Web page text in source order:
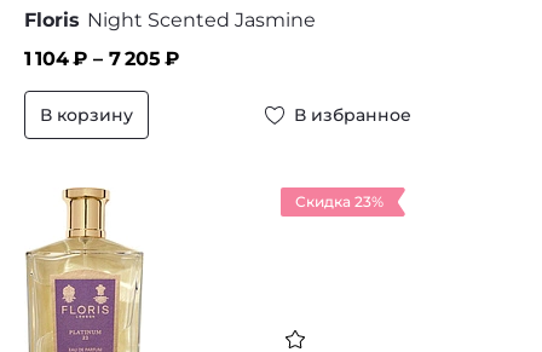
Floris Night Scented Jasmine
1 104₽ – 7 205 ₽
В корзину В избранное
Скидка 23%